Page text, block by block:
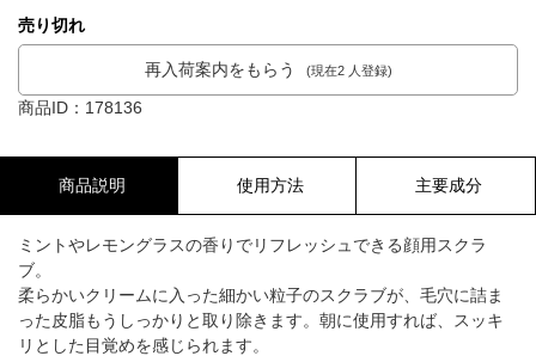
売り切れ
再入荷案内をもらう (現在2 人登録)
商品ID：178136
商品説明 使用方法 主要成分
ミントやレモングラスの香りでリフレッシュできる顔用スクラ
ブ。
柔らかいクリームに入った細かい粒子のスクラブが、毛穴に詰ま
った皮脂もうしっかりと取り除きます。朝に使用すれば、スッキ
リとした目覚めを感じられます。